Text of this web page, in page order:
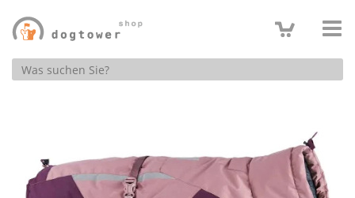
Produktsuche